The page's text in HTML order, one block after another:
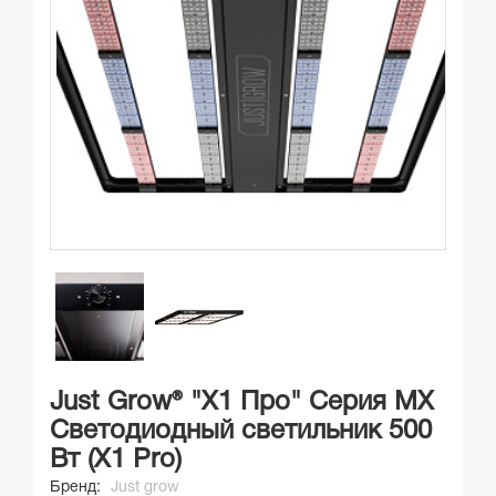
Just Grow® "Х1 Про" Серия MX
Светодиодный светильник 500
Вт (X1 Pro)
Бренд: Just grow